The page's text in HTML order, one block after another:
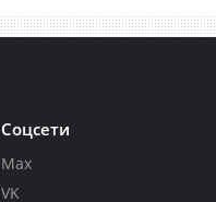
Соцсети
Max
VK